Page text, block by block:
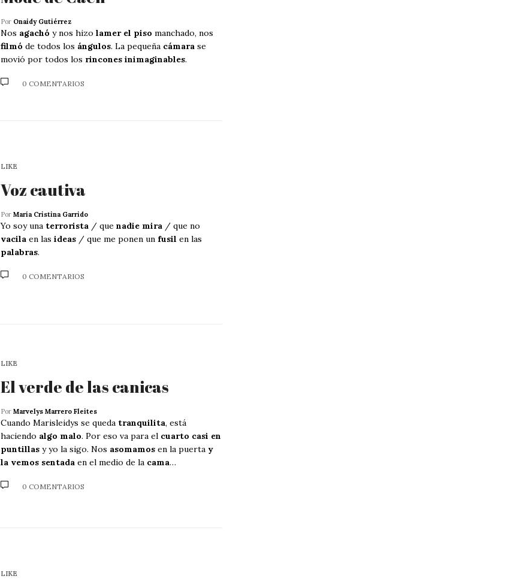
Por Onaidy Gutiérrez
Nos agachó y nos hizo lamer el piso manchado, nos
filmó de todos los ángulos. La pequeña cámara se
movió por todos los rincones inimaginables.
0 COMENTARIOS
LIKE
Voz cautiva
Por María Cristina Garrido
Yo soy una terrorista / que nadie mira / que no
vacila en las ideas / que me ponen un fusil en las
palabras.
0 COMENTARIOS
LIKE
El verde de las canicas
Por Marvelys Marrero Fleites
Cuando Marisleidys se queda tranquilita, está
haciendo algo malo. Por eso va para el cuarto casi en
puntillas y yo la sigo. Nos asomamos en la puerta y
la vemos sentada en el medio de la cama…
0 COMENTARIOS
LIKE